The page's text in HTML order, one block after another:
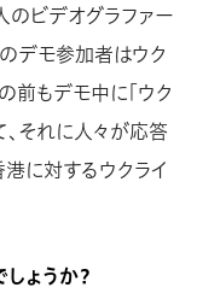
のビデオグラファー
デモ参加者はウク
前もデモ中に「ウク
、それに人々が応答
港に対するウクライ
ょうか？